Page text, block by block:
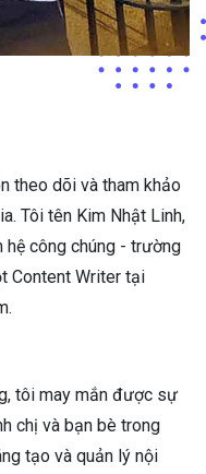
theo dõi và tham khảo
Tôi tên Kim Nhật Linh,
hệ công chúng - trường
Content Writer tại
tôi may mắn được sự
chị và bạn bè trong
tạo và quản lý nội